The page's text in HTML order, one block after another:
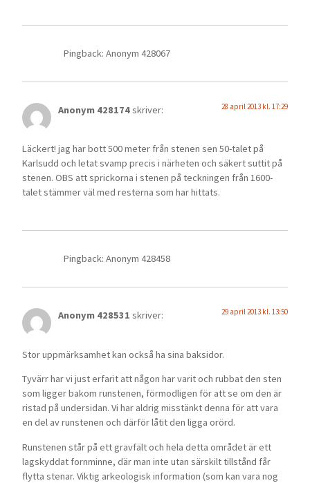
Pingback: Anonym 428067
Anonym 428174skriver: 28 april 2013 kl. 17:29
Läckert! jag har bott 500 meter från stenen sen 50-talet på
Karlsudd och letat svamp precis i närheten och säkert suttit på
stenen. OBS att sprickorna i stenen på teckningen från 1600-
talet stämmer väl med resterna som har hittats.
Pingback: Anonym 428458
Anonym 428531 skriver: 29 april 2013 kl. 13:50
Stor uppmärksamhet kan också ha sina baksidor.
Tyvärr har vi just erfarit att någon har varit och rubbat den sten
som ligger bakom runstenen, förmodligen för att se om den är
ristad på undersidan. Vi har aldrig misstänkt denna för att vara
en del av runstenen och därför låtit den ligga orörd.
Runstenen står på ett gravfält och hela detta området är ett
lagskyddat fornminne, där man inte utan särskilt tillstånd får
flytta stenar. Viktig arkeologisk information (som kan vara nog